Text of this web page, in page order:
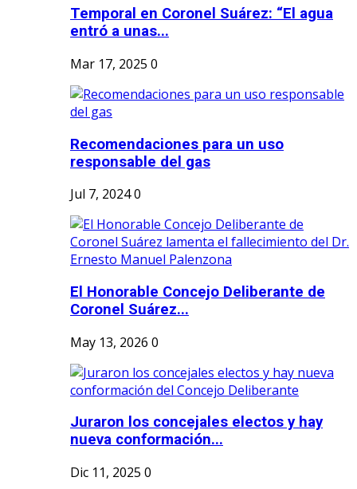
Temporal en Coronel Suárez: “El agua
entró a unas...
Mar 17, 2025 0
Recomendaciones para un uso
responsable del gas
Jul 7, 20240
El Honorable Concejo Deliberante de
Coronel Suárez...
May 13, 2026 0
Juraron los concejales electos y hay
nueva conformación...
Dic 11, 2025 0